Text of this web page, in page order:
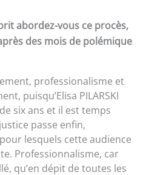
abordez-vous ce procès,
des mois de polémique
professionalisme et
puisqu’Elisa PILARSKI
six ans et il est temps
passe enfin,
lesquels cette audience
Professionnalisme, car
qu’en dépit de toutes les